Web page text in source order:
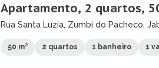
Apartamento, 2 quartos,
Rua Santa Luzia, Zumbi do Pacheco,
50 m² 2 quartos 1 banheiro 1